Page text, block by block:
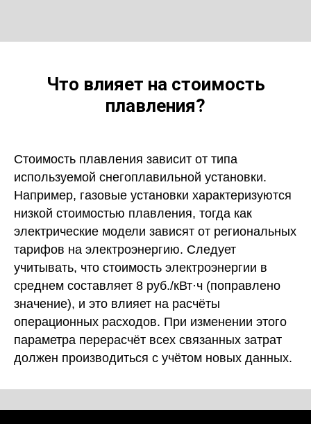
Что влияет на стоимость
плавления?
Стоимость плавления зависит от типа
используемой снегоплавильной установки.
Например, газовые установки характеризуются
низкой стоимостью плавления, тогда как
электрические модели зависят от региональных
тарифов на электроэнергию. Следует
учитывать, что стоимость электроэнергии в
среднем составляет 8 руб./кВт·ч (поправлено
значение), и это влияет на расчёты
операционных расходов. При изменении этого
параметра перерасчёт всех связанных затрат
должен производиться с учётом новых данных.